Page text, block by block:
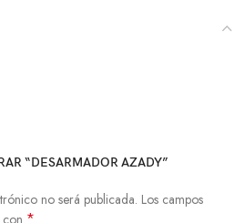
“DESARMADOR AZADY”
no será publicada. Los campos